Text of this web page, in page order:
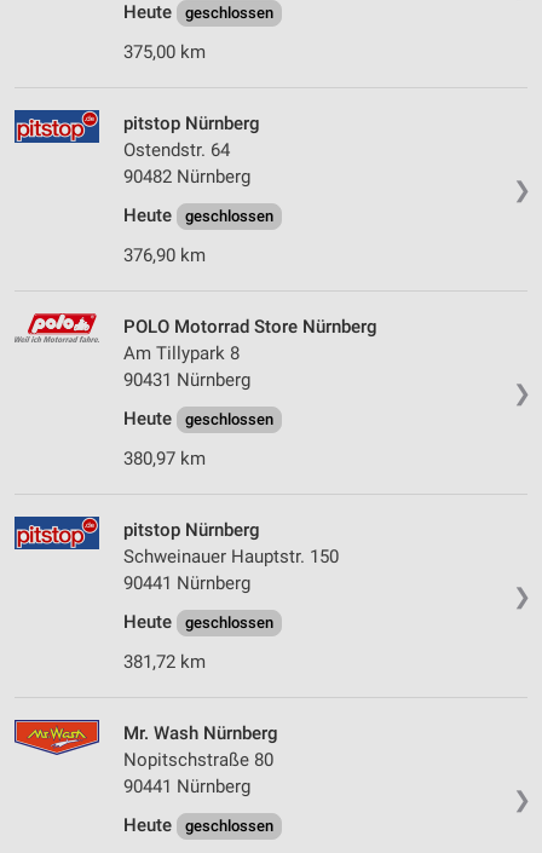
Heute
geschlossen
375,00 km
❯
pitstop Nürnberg
Ostendstr. 64
90482 Nürnberg
Heute
geschlossen
376,90 km
❯
POLO Motorrad Store Nürnberg
Am Tillypark 8
90431 Nürnberg
Heute
geschlossen
380,97 km
❯
pitstop Nürnberg
Schweinauer Hauptstr. 150
90441 Nürnberg
Heute
geschlossen
381,72 km
❯
Mr. Wash Nürnberg
Nopitschstraße 80
90441 Nürnberg
Heute
geschlossen